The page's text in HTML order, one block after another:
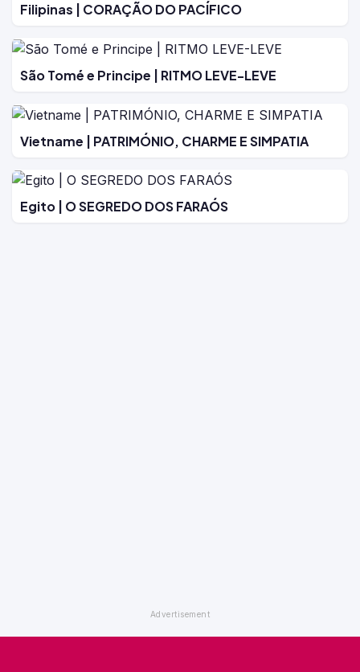
Filipinas | CORAÇÃO DO PACÍFICO
São Tomé e Principe | RITMO LEVE-LEVE
Vietname | PATRIMÓNIO, CHARME E SIMPATIA
Egito | O SEGREDO DOS FARAÓS